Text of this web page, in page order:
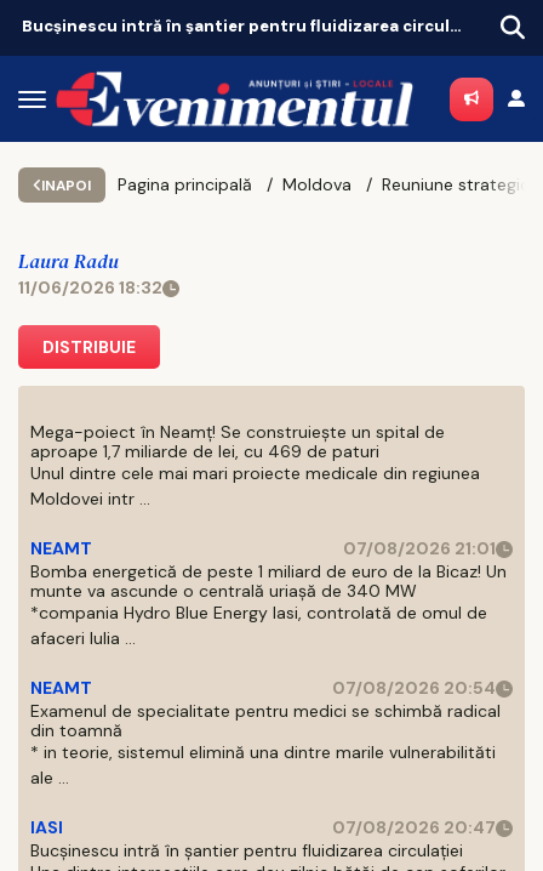
Bucșinescu intră în șantier pentru fluidizarea circulației
INAPOI Pagina principală Moldova
Laura Radu
11/06/2026 18:32
DISTRIBUIE
Mega-poiect în Neamț! Se construiește un spital de
aproape 1,7 miliarde de lei, cu 469 de paturi
Unul dintre cele mai mari proiecte medicale din regiunea
Moldovei intr ...
NEAMT
07/08/2026 21:01
Bomba energetică de peste 1 miliard de euro de la Bicaz! Un
munte va ascunde o centrală uriașă de 340 MW
*compania Hydro Blue Energy Iasi, controlată de omul de
afaceri Iulia ...
NEAMT
07/08/2026 20:54
Examenul de specialitate pentru medici se schimbă radical
din toamnă
* in teorie, sistemul elimină una dintre marile vulnerabilităti
ale ...
IASI
07/08/2026 20:47
Bucșinescu intră în șantier pentru fluidizarea circulației